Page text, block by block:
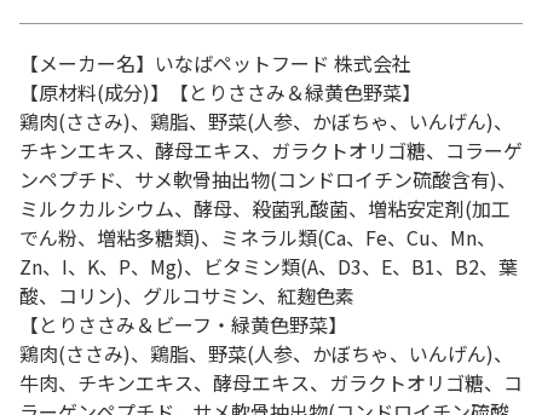
【メーカー名】いなばペットフード 株式会社
【原材料(成分)】【とりささみ＆緑黄色野菜】
鶏肉(ささみ)、鶏脂、野菜(人参、かぼちゃ、いんげん)、
チキンエキス、酵母エキス、ガラクトオリゴ糖、コラーゲ
ンペプチド、サメ軟骨抽出物(コンドロイチン硫酸含有)、
ミルクカルシウム、酵母、殺菌乳酸菌、増粘安定剤(加工
でん粉、増粘多糖類)、ミネラル類(Ca、Fe、Cu、Mn、
Zn、I、K、P、Mg)、ビタミン類(A、D3、E、B1、B2、葉
酸、コリン)、グルコサミン、紅麹色素
【とりささみ＆ビーフ・緑黄色野菜】
鶏肉(ささみ)、鶏脂、野菜(人参、かぼちゃ、いんげん)、
牛肉、チキンエキス、酵母エキス、ガラクトオリゴ糖、コ